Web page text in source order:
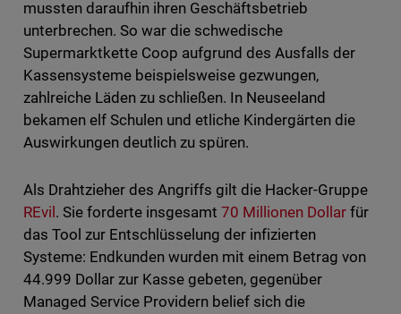
mussten daraufhin ihren Geschäftsbetrieb
unterbrechen. So war die schwedische
Supermarktkette Coop aufgrund des Ausfalls der
Kassensysteme beispielsweise gezwungen,
zahlreiche Läden zu schließen. In Neuseeland
bekamen elf Schulen und etliche Kindergärten die
Auswirkungen deutlich zu spüren.
Als Drahtzieher des Angriffs gilt die Hacker-Gruppe
REvil . Sie forderte insgesamt 70 Millionen Dollar für
das Tool zur Entschlüsselung der infizierten
Systeme: Endkunden wurden mit einem Betrag von
44.999 Dollar zur Kasse gebeten, gegenüber
Managed Service Providern belief sich die